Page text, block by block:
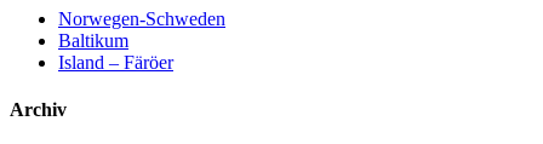
Norwegen-Schweden
Baltikum
Island – Färöer
Archiv